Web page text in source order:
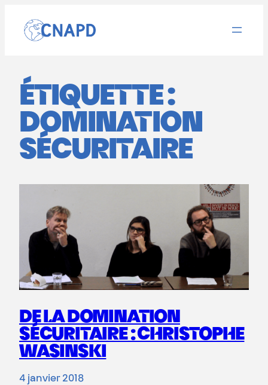
contenu
ÉTIQUETTE :
DOMINATION
SÉCURITAIRE
DE LA DOMINATION
SÉCURITAIRE : CHRISTOPHE
WASINSKI
4 janvier 2018